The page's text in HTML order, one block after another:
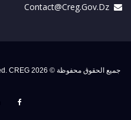
Contact@creg.gov.dz
جميع الحقوق محفوظة © 2026 Tous droits réservés All Rights Reserved. CREG